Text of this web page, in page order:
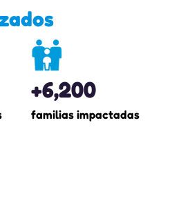
familias impactadas
+6,200